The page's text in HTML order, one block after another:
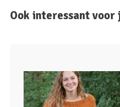
Ook interessant voor